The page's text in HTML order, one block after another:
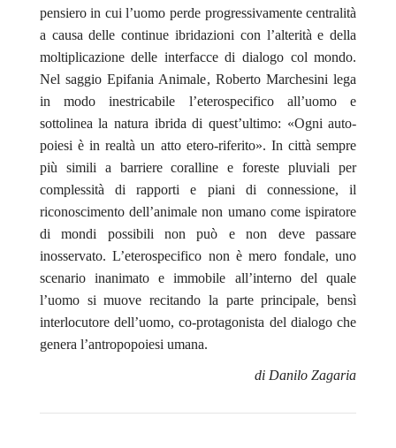
pensiero in cui l’uomo perde progressivamente centralità
a causa delle continue ibridazioni con l’alterità e della
moltiplicazione delle interfacce di dialogo col mondo.
Nel saggioEpifania Animale, Roberto Marchesini lega
in modo inestricabile l’eterospecifico all’uomo e
sottolinea la natura ibrida di quest’ultimo: «Ogni auto-
poiesi è in realtà un atto etero-riferito». In città sempre
più simili a barriere coralline e foreste pluviali per
complessità di rapporti e piani di connessione, il
riconoscimento dell’animale non umano come ispiratore
di mondi possibili non può e non deve passare
inosservato. L’eterospecifico non è mero fondale, uno
scenario inanimato e immobile all’interno del quale
l’uomo si muove recitando la parte principale, bensì
interlocutore dell’uomo, co-protagonista del dialogo che
genera l’antropopoiesi umana.
di Danilo Zagaria